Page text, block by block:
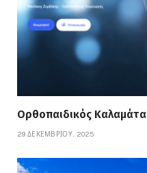
Ορθοπαιδικός Καλαμάτα
29 ΔΕΚΕΜΒΡΊΟΥ, 2025